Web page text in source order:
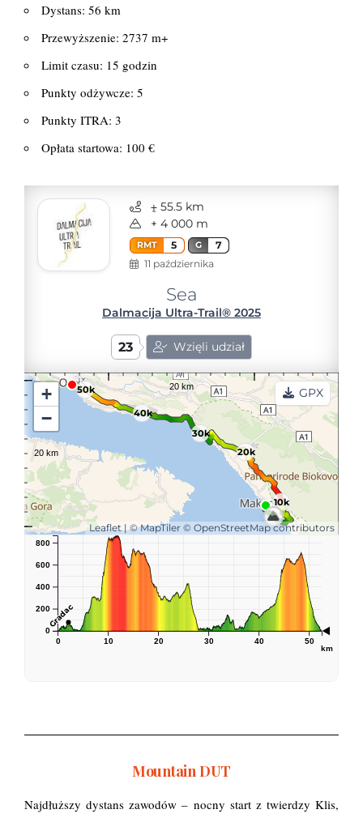
Dystans: 56 km
Przewyższenie: 2737 m+
Limit czasu: 15 godzin
Punkty odżywcze: 5
Punkty ITRA: 3
Opłata startowa: 100 €
Mountain DUT
Najdłuższy dystans zawodów – nocny start z twierdzy Klis,